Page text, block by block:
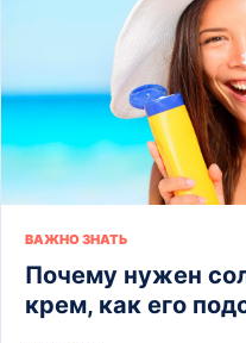
ВАЖНО ЗНАТЬ
Почему нужен
крем, как его